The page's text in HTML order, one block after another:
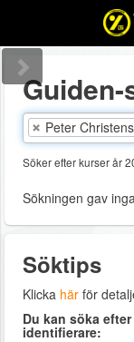
Guiden-
Peter
Söker efter kurser år
Sökningen gav
Söktips
Klicka här för
Du kan söka
identifierare: